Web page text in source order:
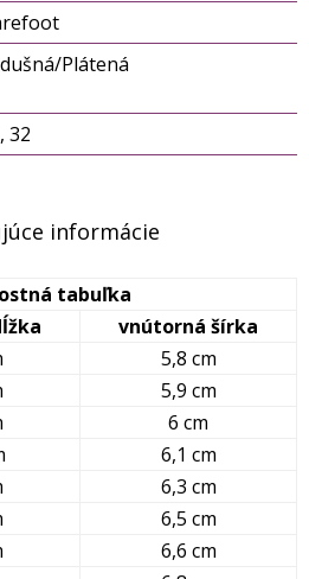
Plátená
32
informácie
tabuľka
vnútorná šírka
5,8 cm
5,9 cm
6 cm
6,1 cm
6,3 cm
6,5 cm
6,6 cm